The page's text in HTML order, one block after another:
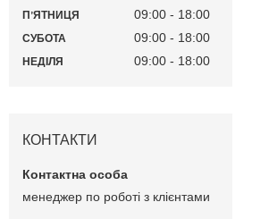
ПʼЯТНИЦЯ 09:00 18:00
СУБОТА 09:00 18:00
НЕДІЛЯ 09:00 18:00
КОНТАКТИ
менеджер по роботі з клієнтами